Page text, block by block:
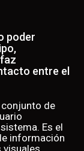
poder
entre el
conjunto de
Es el
información